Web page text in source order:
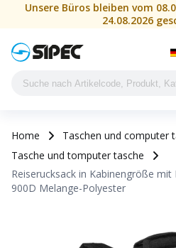
Unsere Büros bleiben vom
24.08.2026
Home
Taschen und computer
Tasche und tomputer tasche
Reiserucksack in Kabinengröße
900D Melange-Polyester